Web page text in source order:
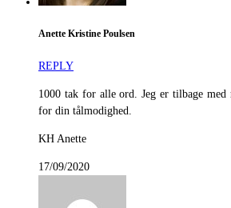
Anette Kristine Poulsen
REPLY
1000 tak for alle ord. Jeg er tilbage med
for din tålmodighed.
KH Anette
17/09/2020